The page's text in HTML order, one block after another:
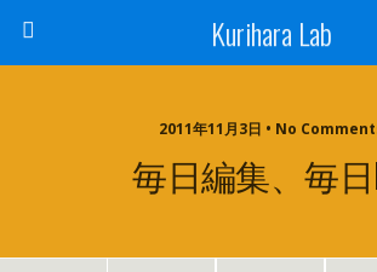
Kurihara Lab
2011年11月3日 • No
毎日編集、毎日